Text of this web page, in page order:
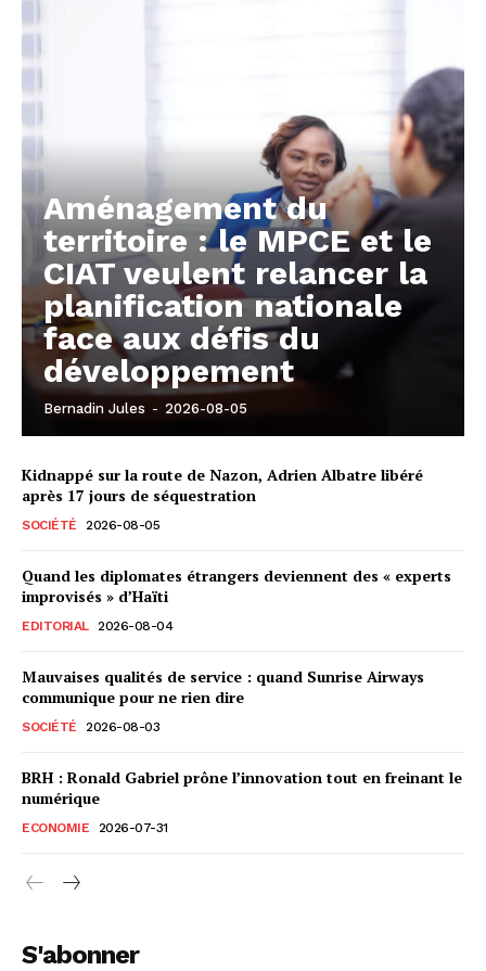
Aménagement du
territoire : le MPCE et le
CIAT veulent relancer la
planification nationale
face aux défis du
développement
Bernadin Jules - 2026-08-05
Kidnappé sur la route de Nazon, Adrien Albatre libéré
après 17 jours de séquestration
SOCIÉTÉ 2026-08-05
Quand les diplomates étrangers deviennent des « experts
improvisés » d’Haïti
EDITORIAL 2026-08-04
Mauvaises qualités de service : quand Sunrise Airways
communique pour ne rien dire
SOCIÉTÉ 2026-08-03
BRH : Ronald Gabriel prône l’innovation tout en freinant le
numérique
ECONOMIE 2026-07-31
S'abonner